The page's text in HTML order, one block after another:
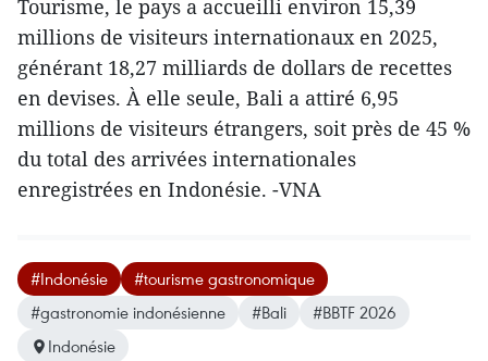
Tourisme, le pays a accueilli environ 15,39
millions de visiteurs internationaux en 2025,
générant 18,27 milliards de dollars de recettes
en devises. À elle seule, Bali a attiré 6,95
millions de visiteurs étrangers, soit près de 45 %
du total des arrivées internationales
enregistrées en Indonésie. -VNA
#Indonésie
#tourisme gastronomique
#gastronomie indonésienne
#Bali
#BBTF 2026
Indonésie